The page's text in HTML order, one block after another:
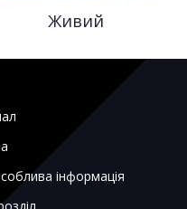
Живий
інформація